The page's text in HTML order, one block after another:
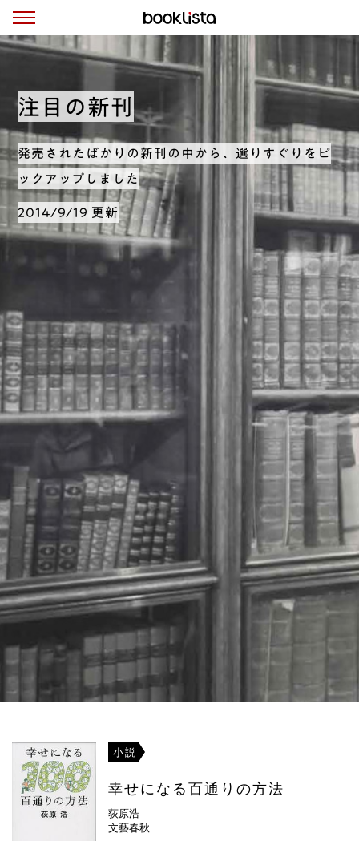
注目の新刊
発売されたばかりの新刊の中から、選りすぐりをピ
ックアップしました
2014/9/19 更新
小説
幸せになる百通りの方法
荻原浩
文藝春秋